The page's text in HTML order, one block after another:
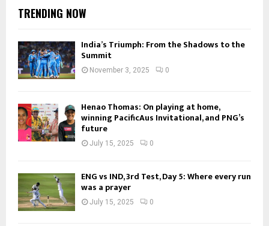
TRENDING NOW
India’s Triumph: From the Shadows to the
Summit
November 3, 2025 0
Henao Thomas: On playing at home,
winning PacificAus Invitational, and PNG’s
future
July 15, 2025 0
ENG vs IND, 3rd Test, Day 5: Where every run
was a prayer
July 15, 2025 0